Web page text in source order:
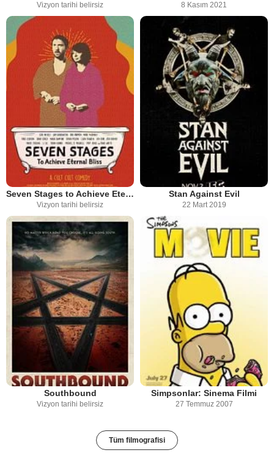
Vizyon tarihi belirsiz 8 Kasım 2021
Seven Stages to Achieve Eternal Bliss
Vizyon tarihi belirsiz
Stan Against Evil
22 Mart 2019
Southbound
Vizyon tarihi belirsiz
Simpsonlar: Sinema Filmi
27 Temmuz 2007
Tüm filmografisi